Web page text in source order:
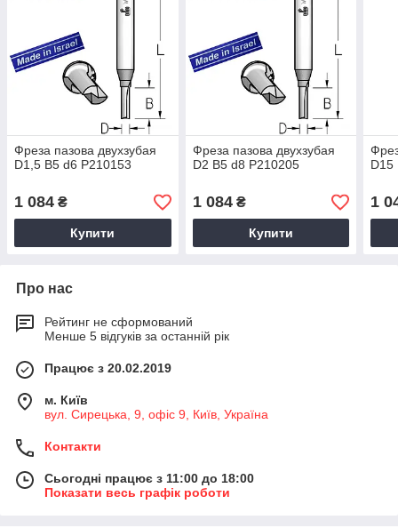
Фреза пазова двухзубая
D1,5 B5 d6 P210153
1 084 ₴
Купити
Фреза пазова двухзубая
D2 B5 d8 P210205
1 084₴
Купити
D15
1
Про нас
Рейтинг не сформований
Менше 5 відгуків за останній рік
Працює з 20.02.2019
м. Київ
вул. Сирецька, 9, офіс 9, Київ, Україна
Контакти
Сьогодні працює з 11:00 до 18:00
Показати весь графік роботи